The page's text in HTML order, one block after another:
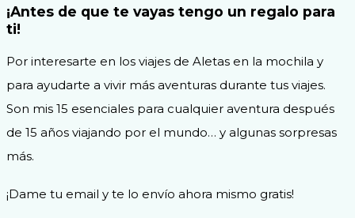
¡Antes de que te vayas tengo un regalo para
ti!
Por interesarte en los viajes de Aletas en la mochila y
para ayudarte a vivir más aventuras durante tus viajes.
Son mis 15 esenciales para cualquier aventura después
de 15 años viajando por el mundo… y algunas sorpresas
más.
¡Dame tu email y te lo envío ahora mismo gratis!